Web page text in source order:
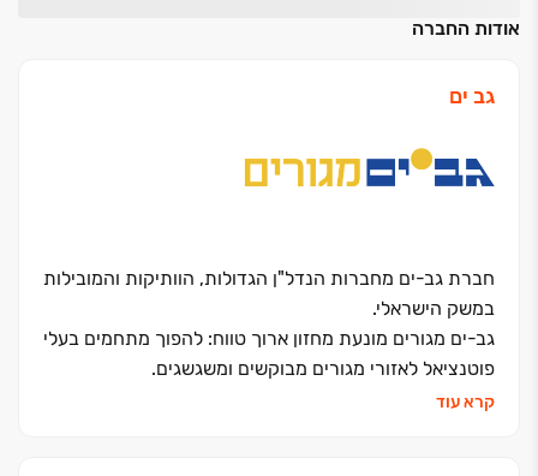
אודות החברה
גב ים
חברת גב-ים מחברות הנדל"ן הגדולות, הוותיקות והמובילות
במשק הישראלי.
גב-ים מגורים מונעת מחזון ארוך טווח: להפוך מתחמים בעלי
פוטנציאל לאזורי מגורים מבוקשים ומשגשגים.
קרא עוד